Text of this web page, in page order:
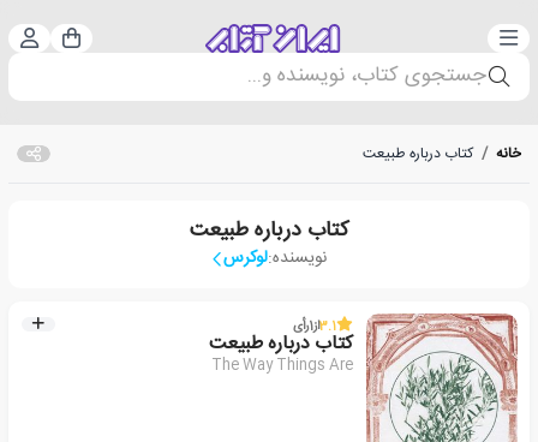
دسته‌بندی سبد
جستجوی کتاب، نویسنده و...
خانه / کتاب درباره طبیعت
کتاب درباره طبیعت
نویسنده:لوکرس
3.1از1رأی
کتاب درباره طبیعت
The Way Things Are